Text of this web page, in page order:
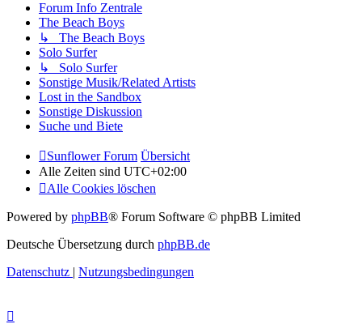
Forum Info Zentrale
The Beach Boys
↳ The Beach Boys
Solo Surfer
↳ Solo Surfer
Sonstige Musik/Related Artists
Lost in the Sandbox
Sonstige Diskussion
Suche und Biete
Sunflower Forum Übersicht
Alle Zeiten sind UTC+02:00
Alle Cookies löschen
Powered by phpBB® Forum Software © phpBB Limited
Deutsche Übersetzung durch phpBB.de
Datenschutz | Nutzungsbedingungen